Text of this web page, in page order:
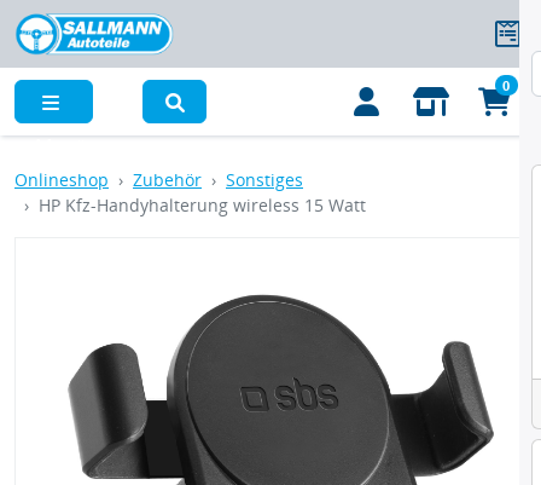
0
Onlineshop Zubehör
Sonstiges
HP Kfz-Handyhalterung wireless 15 Watt